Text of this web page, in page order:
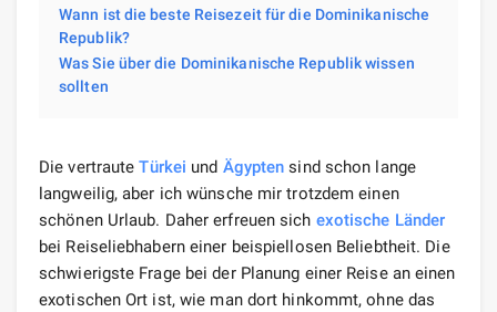
Wann ist die beste Reisezeit für die Dominikanische
Republik?
Was Sie über die Dominikanische Republik wissen
sollten
Die vertrauteTürkei und Ägypten sind schon lange
langweilig, aber ich wünsche mir trotzdem einen
schönen Urlaub. Daher erfreuen sich exotische Länder
bei Reiseliebhabern einer beispiellosen Beliebtheit. Die
schwierigste Frage bei der Planung einer Reise an einen
exotischen Ort ist, wie man dort hinkommt, ohne das